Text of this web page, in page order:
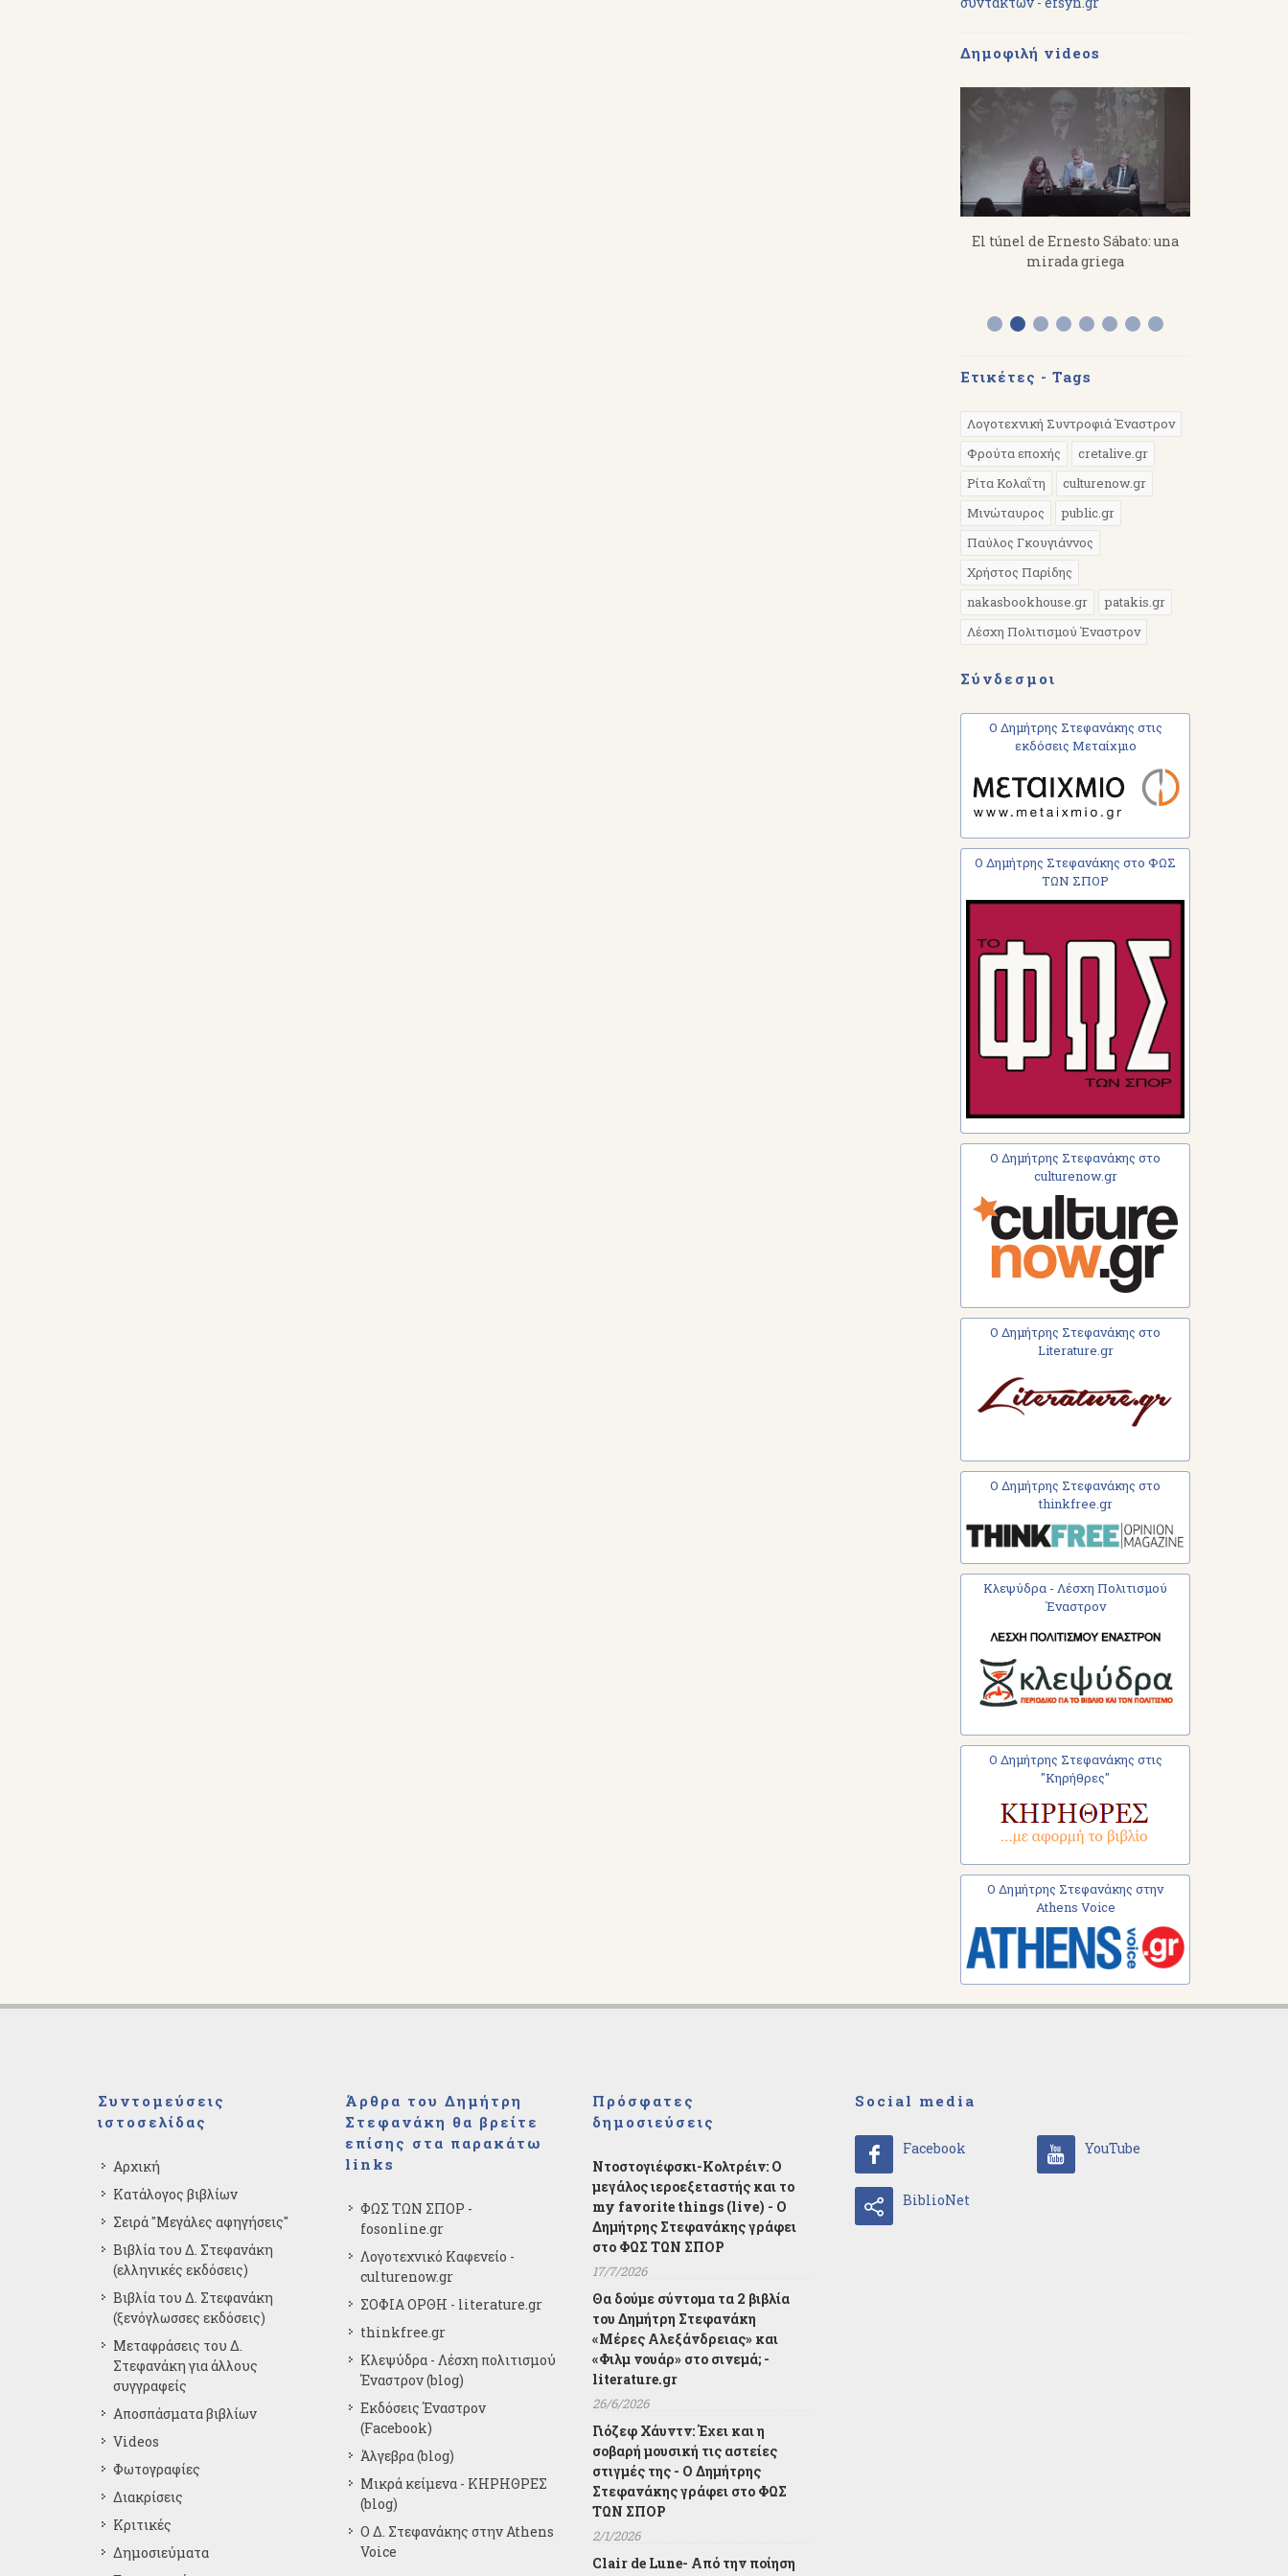
Δημοφιλή videos
El túnel de Ernesto Sábato: una
mirada griega
Ετικέτες - Tags
Λογοτεχνική Συντροφιά Έναστρον
Φρούτα εποχής
cretalive.gr
Ρίτα Κολαΐτη
culturenow.gr
Μινώταυρος
public.gr
Παύλος Γκουγιάννος
Χρήστος Παρίδης
nakasbookhouse.gr
patakis.gr
Λέσχη Πολιτισμού Έναστρον
Σύνδεσμοι
Ο Δημήτρης Στεφανάκης στις
εκδόσεις Μεταίχμιο
Ο Δημήτρης Στεφανάκης στο ΦΩΣ
ΤΩΝ ΣΠΟΡ
Ο Δημήτρης Στεφανάκης στο
culturenow.gr
Ο Δημήτρης Στεφανάκης στο
Literature.gr
Ο Δημήτρης Στεφανάκης στο
thinkfree.gr
Κλεψύδρα - Λέσχη Πολιτισμού
Έναστρον
Ο Δημήτρης Στεφανάκης στις
"Κηρήθρες"
Ο Δημήτρης Στεφανάκης στην
Athens Voice
Συντομεύσεις
ιστοσελίδας
Αρχική
Κατάλογος βιβλίων
Σειρά "Μεγάλες αφηγήσεις"
Βιβλία του Δ. Στεφανάκη
(ελληνικές εκδόσεις)
Βιβλία του Δ. Στεφανάκη
(ξενόγλωσσες εκδόσεις)
Μεταφράσεις του Δ.
Στεφανάκη για άλλους
συγγραφείς
Αποσπάσματα βιβλίων
Videos
Φωτογραφίες
Διακρίσεις
Κριτικές
Δημοσιεύματα
Άρθρα του Δημήτρη
Στεφανάκη θα βρείτε
επίσης στα παρακάτω
links
ΦΩΣ ΤΩΝ ΣΠΟΡ -
fosonline.gr
Λογοτεχνικό Καφενείο -
culturenow.gr
ΣΟΦΙΑ ΟΡΘΗ - literature.gr
thinkfree.gr
Κλεψύδρα - Λέσχη πολιτισμού
Έναστρον (blog)
Εκδόσεις Έναστρον
(Facebook)
Άλγεβρα (blog)
Μικρά κείμενα - ΚΗΡΗΘΡΕΣ
(blog)
Ο Δ. Στεφανάκης στην Athens
Voice
Πρόσφατες
δημοσιεύσεις
Ντοστογιέφσκι-Κολτρέιν: Ο
μεγάλος ιεροεξεταστής και το
my favorite things (live) - Ο
Δημήτρης Στεφανάκης γράφει
στο ΦΩΣ ΤΩΝ ΣΠΟΡ
17/7/2026
Θα δούμε σύντομα τα 2 βιβλία
του Δημήτρη Στεφανάκη
«Μέρες Αλεξάνδρειας» και
«Φιλμ νουάρ» στο σινεμά; -
literature.gr
26/6/2026
Γιόζεφ Χάυντν: Έχει και η
σοβαρή μουσική τις αστείες
στιγμές της - Ο Δημήτρης
Στεφανάκης γράφει στο ΦΩΣ
ΤΩΝ ΣΠΟΡ
2/1/2026
Clair de Lune- Από την ποίηση
Social media
Facebook YouTube
BiblioNet